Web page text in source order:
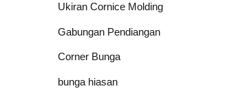
Ukiran Cornice Molding
Gabungan Pendiangan
Corner Bunga
bunga hiasan